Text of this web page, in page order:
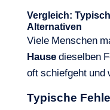
Vergleich:
Alternativen
Viele Menschen
Hausedieselben
oft schiefgeht und
Typische